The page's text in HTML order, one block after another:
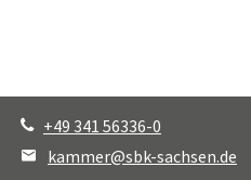
+49 341 56336-0
kammer@sbk-sachsen.de